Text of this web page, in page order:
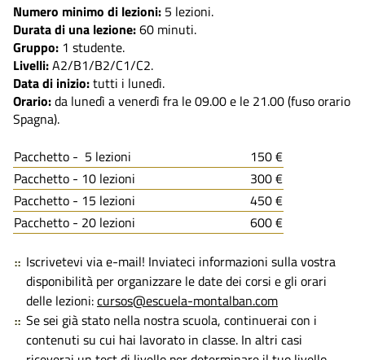
Numero minimo di lezioni: 5 lezioni.
Durata di una lezione:60 minuti.
Gruppo: 1 studente.
Livelli:A2/B1/B2/C1/C2.
Data di inizio:tutti i lunedì.
Orario:da lunedì a venerdì fra le 09.00 e le 21.00 (fuso orario
Spagna).
Pacchetto - 5 lezioni
150 €
Pacchetto - 10 lezioni
300 €
Pacchetto - 15 lezioni
450 €
Pacchetto - 20 lezioni
600 €
Iscrivetevi via e-mail! Inviateci informazioni sulla vostra
disponibilità per organizzare le date dei corsi e gli orari
delle lezioni:cursos@escuela-montalban.com
Se sei già stato nella nostra scuola, continuerai con i
contenuti su cui hai lavorato in classe. In altri casi